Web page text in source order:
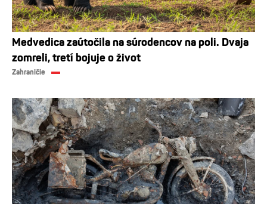
Medvedica zaútočila na súrodencov na poli. Dvaja
zomreli, tretí bojuje o život
Zahraničie